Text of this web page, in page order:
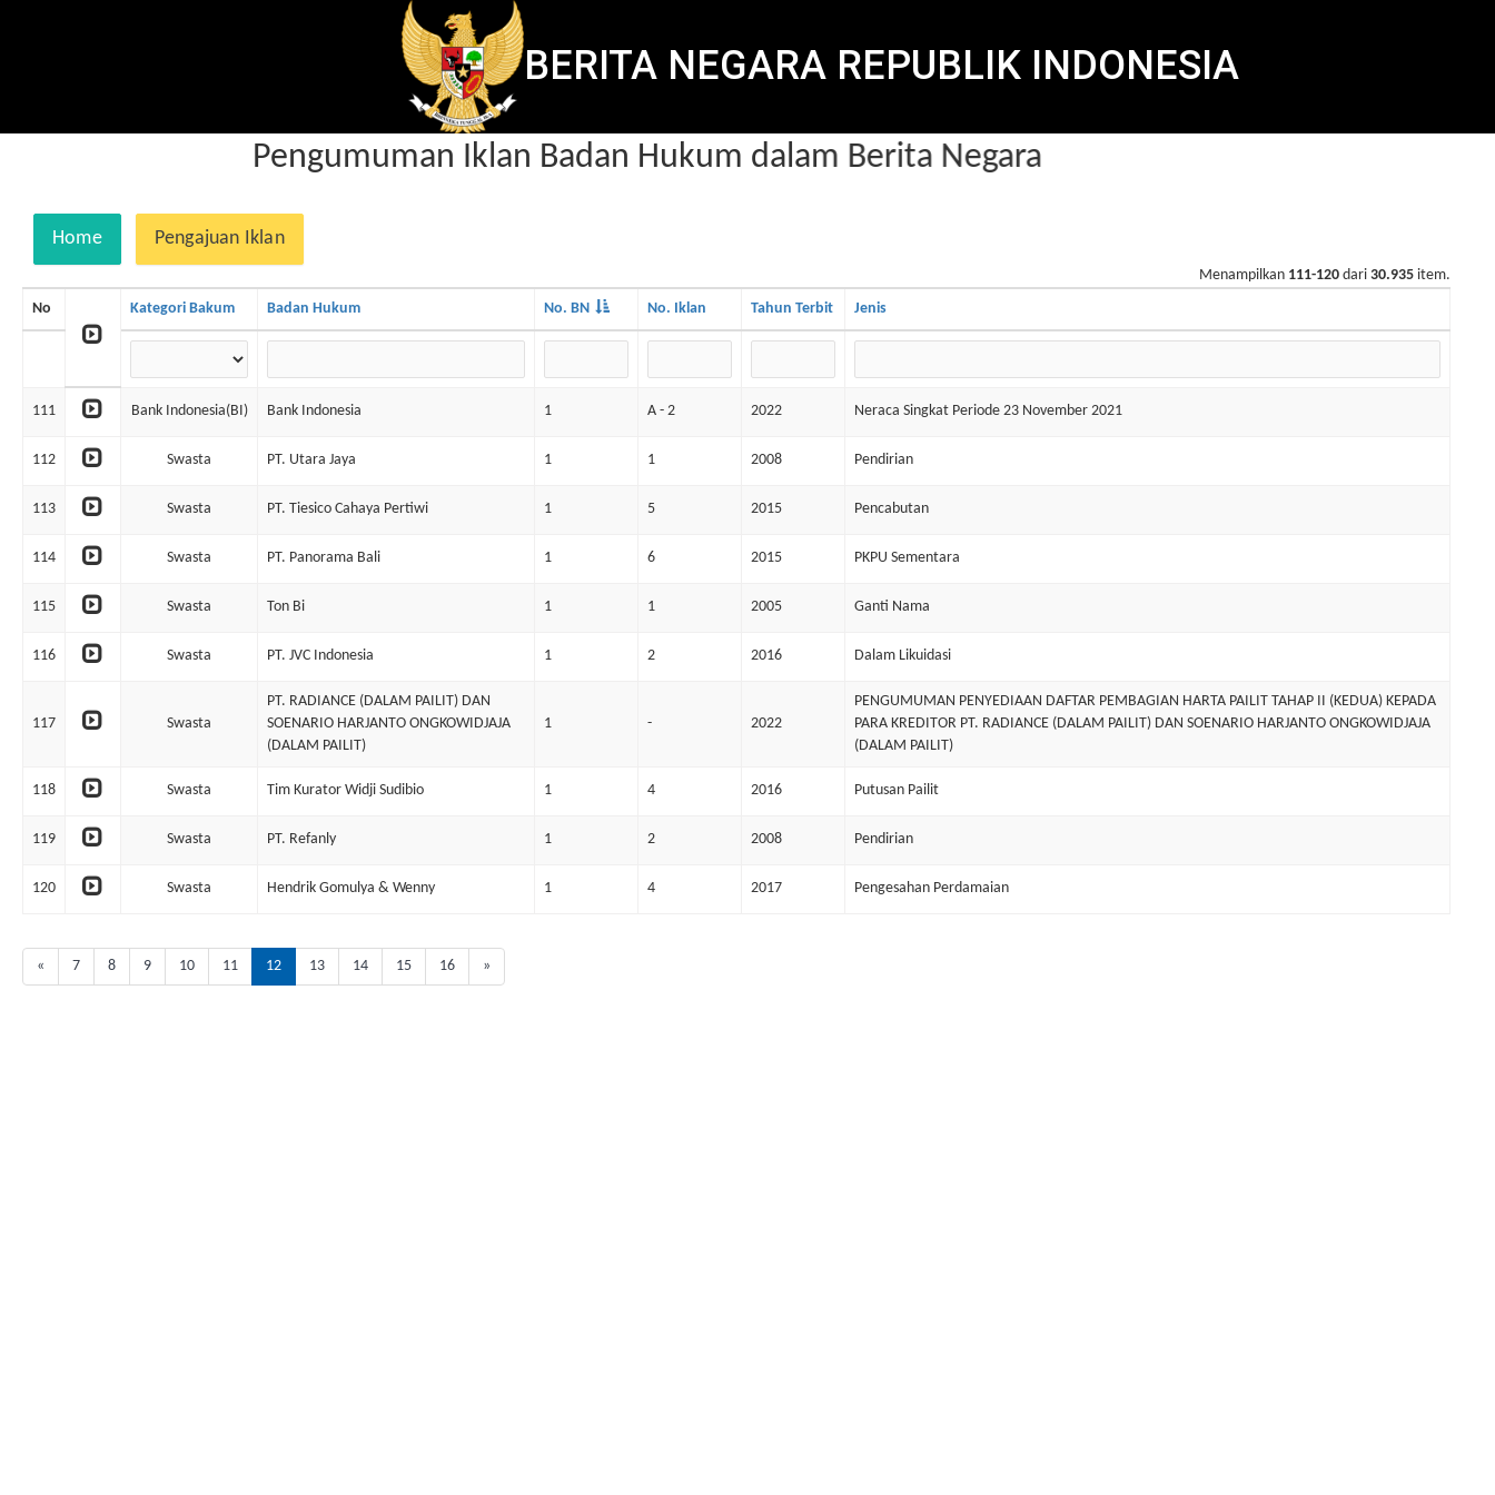
BERITA NEGARA REPUBLIK INDONESIA
Pengumuman Iklan Badan Hukum dalam Berita Negara
Home Pengajuan Iklan
Menampilkan 111-120 dari 30.935 item.
No
Kategori Bakum Badan Hukum No. BN No. Iklan Tahun Terbit Jenis
111 Bank Indonesia(BI) Bank Indonesia 1 A - 2 2022 Neraca Singkat Periode 23 November 2021
112 Swasta PT. Utara Jaya 1 1 2008 Pendirian
113 Swasta PT. Tiesico Cahaya Pertiwi 1 5 2015 Pencabutan
114 Swasta PT. Panorama Bali 1 6 2015 PKPU Sementara
115 Swasta Ton Bi 1 1 2005 Ganti Nama
116 Swasta PT. JVC Indonesia 1 2 2016 Dalam Likuidasi
117 Swasta
PT. RADIANCE (DALAM PAILIT) DAN
SOENARIO HARJANTO ONGKOWIDJAJA
(DALAM PAILIT)
1 - 2022
PENGUMUMAN PENYEDIAAN DAFTAR PEMBAGIAN HARTA PAILIT TAHAP II (KEDUA) KEPADA
PARA KREDITOR PT. RADIANCE (DALAM PAILIT) DAN SOENARIO HARJANTO ONGKOWIDJAJA
(DALAM PAILIT)
118 Swasta Tim Kurator Widji Sudibio 1 4 2016 Putusan Pailit
119 Swasta PT. Refanly 1 2 2008 Pendirian
120 Swasta Hendrik Gomulya & Wenny 1 4 2017 Pengesahan Perdamaian
« 7 8 9 10 11 12 13 14 15 16 »